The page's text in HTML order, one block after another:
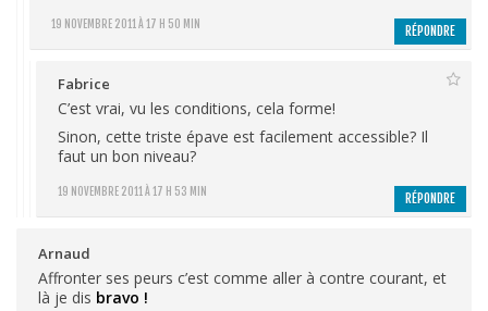
19 NOVEMBRE 2011 À 17 H 50 MIN RÉPONDRE
Fabrice
19 NOVEMBRE 2011 À 17 H 53 MIN
C’est vrai, vu les conditions, cela forme!
Sinon, cette triste épave est facilement accessible? Il
faut un bon niveau?
RÉPONDRE
Arnaud
Affronter ses peurs c’est comme aller à contre courant, et
là je dis bravo !